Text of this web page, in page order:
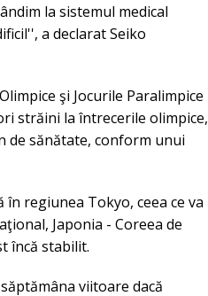
la sistemul medical
a declarat Seiko
şi Jocurile Paralimpice
străini la întrecerile olimpice,
de sănătate, conform unui
regiunea Tokyo, ceea ce va
Japonia - Coreea de
încă stabilit.
viitoare dacă